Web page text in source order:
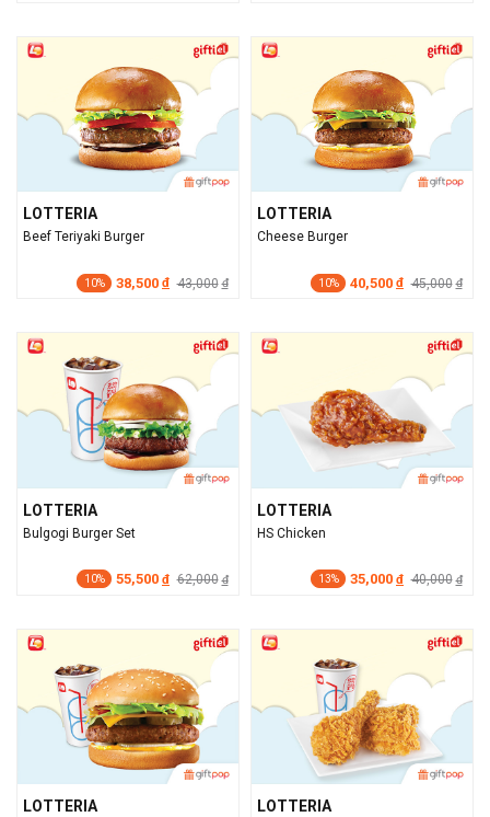
LOTTERIA
Beef Teriyaki Burger
10% 38,500 đ 43,000 đ
LOTTERIA
Cheese Burger
10% 40,500 đ 45,000 đ
LOTTERIA
Bulgogi Burger Set
10% 55,500 đ 62,000 đ
LOTTERIA
HS Chicken
13% 35,000 đ 40,000 đ
LOTTERIA LOTTERIA